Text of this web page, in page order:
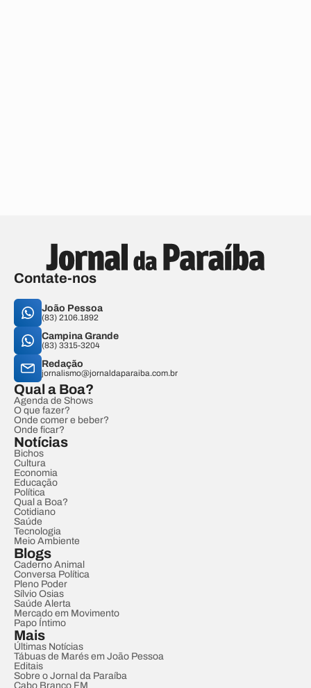
Contate-nos
João Pessoa
(83) 2106.1892
Campina Grande
(83) 3315-3204
Redação
jornalismo@jornaldaparaiba.com.br
Qual a Boa?
Agenda de Shows
O que fazer?
Onde comer e beber?
Onde ficar?
Notícias
Bichos
Cultura
Economia
Educação
Política
Qual a Boa?
Cotidiano
Saúde
Tecnologia
Meio Ambiente
Blogs
Caderno Animal
Conversa Política
Pleno Poder
Sílvio Osias
Saúde Alerta
Mercado em Movimento
Papo Íntimo
Mais
Últimas Notícias
Tábuas de Marés em João Pessoa
Editais
Sobre o Jornal da Paraíba
Cabo Branco FM